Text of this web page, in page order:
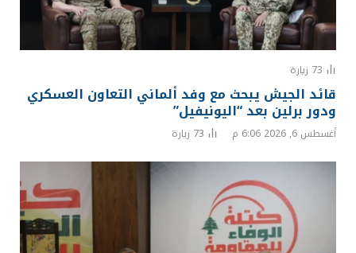
73 زيارة
قائد الجيش يبحث مع وفد ألماني التعاون العسكري
ودور برلين بعد “اليونيفيل”
أغسطس 6, 2026 6:06 م 73 زيارة